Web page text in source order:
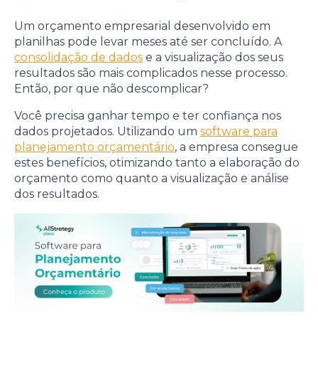
Um orçamento empresarial desenvolvido em
planilhas pode levar meses até ser concluído. A
consolidação de dados e a visualização dos seus
resultados são mais complicados nesse processo.
Então, por que não descomplicar?
Você precisa ganhar tempo e ter confiança nos
dados projetados. Utilizando um software para
planejamento orçamentário, a empresa consegue
estes benefícios, otimizando tanto a elaboração do
orçamento como quanto a visualização e análise
dos resultados.